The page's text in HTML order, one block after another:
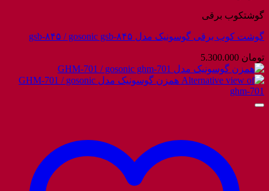
گوشتکوب برقی
گوشت کوب برقی گوسونیک مدل gsb-۸۴۵ / gosonic gsb-۸۴۵
تومان